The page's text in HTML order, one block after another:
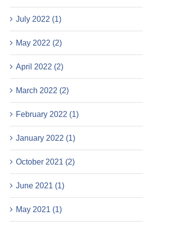
July 2022 (1)
May 2022 (2)
April 2022 (2)
March 2022 (2)
February 2022 (1)
January 2022 (1)
October 2021 (2)
June 2021 (1)
May 2021 (1)